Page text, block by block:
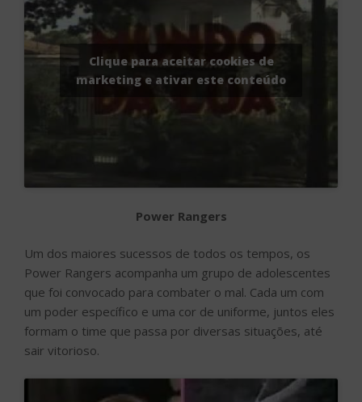
Clique para aceitar cookies de
marketing e ativar este conteúdo
Power Rangers
Um dos maiores sucessos de todos os tempos, os
Power Rangers acompanha um grupo de adolescentes
que foi convocado para combater o mal. Cada um com
um poder específico e uma cor de uniforme, juntos eles
formam o time que passa por diversas situações, até
sair vitorioso.